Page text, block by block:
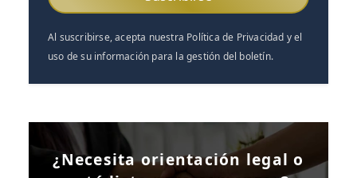
Al suscribirse, acepta nuestra Política de Privacidad y el
uso de su información para la gestión del boletín.
¿Necesita orientación legal o